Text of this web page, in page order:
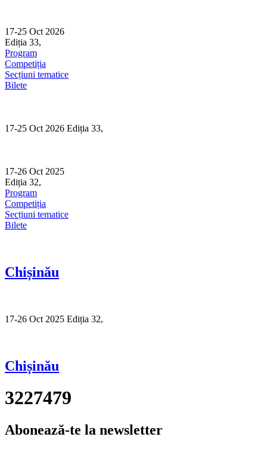
content
17-25 Oct 2026
Ediția 33,
Program
Competiția
Secțiuni tematice
Bilete
17-25 Oct 2026 Ediția 33,
17-26 Oct 2025
Ediția 32,
Program
Competiția
Secțiuni tematice
Bilete
Chișinău
17-26 Oct 2025 Ediția 32,
Chișinău
3227479
Abonează-te la newsletter